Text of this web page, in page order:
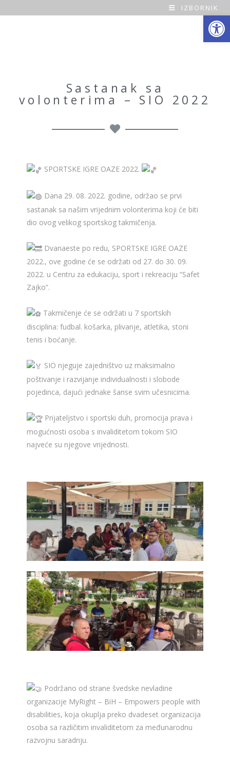
Open toolbar
O
IZBORNIK
Sastanak sa
volonterima – SIO 2022
SPORTSKE IGRE OAZE 2022.
Dana 29. 08. 2022. godine, održao se prvi
sastanak sa našim vrijednim volonterima koji će biti
dio ovog velikog sportskog takmičenja.
Dvanaeste po redu, SPORTSKE IGRE OAZE
2022., ove godine će se održati od 27. do 30. 09.
2022. u Centru za edukaciju, sport i rekreaciju “Safet
Zajko”.
Takmičenje će se održati u 7 sportskih
disciplina: fudbal. košarka, plivanje, atletika, stoni
tenis i boćanje.
SIO njeguje zajedništvo uz maksimalno
poštivanje i razvijanje individualnosti i slobode
pojedinca, dajući jednake šanse svim učesnicima.
Prijateljstvo i sportski duh, promocija prava i
mogućnosti osoba s invaliditetom tokom SIO
najveće su njegove vrijednosti.
Podržano od strane švedske nevladine
organizacije MyRight – BiH – Empowers people with
disabilities, koja okuplja preko dvadeset organizacija
osoba sa različitim invaliditetom za međunarodnu
razvojnu saradnju.